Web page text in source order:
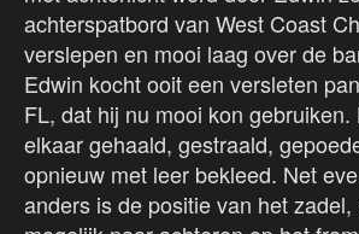
achterspatbord van West Coast
verslepen en mooi laag over de
Edwin kocht ooit een versleten
FL, dat hij nu mooi kon
elkaar gehaald, gestraald,
opnieuw met leer bekleed. Net
anders is de positie van het